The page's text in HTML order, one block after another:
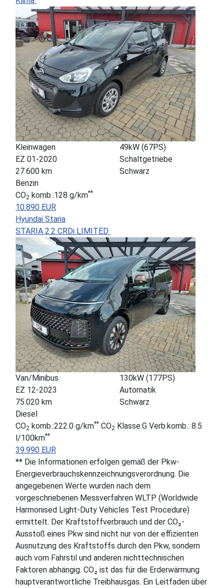
Kleinwagen
EZ 01-2020
27.600 km
Benzin
49kW (67PS)
Schaltgetriebe
Schwarz
CO2 komb.:128 g/km**
10.890 EUR
Hyundai Staria
STARIA 2.2 CRDi LIMITED
Van/Minibus
EZ 12-2023
75.020 km
Diesel
130kW (177PS)
Automatik
Schwarz
CO2 komb.:222.0 g/km** CO2 Klasse:G Verb.komb.: 8.5
l/100km**
39.990 EUR
** Die Informationen erfolgen gemäß der Pkw-
Energieverbrauchskennzeichnungsverordnung. Die
angegebenen Werte wurden nach dem
vorgeschriebenen Messverfahren WLTP (Worldwide
Harmonised Light-Duty Vehicles Test Procedure)
ermittelt. Der Kraftstoffverbrauch und der CO₂-
Ausstoß eines Pkw sind nicht nur von der effizienten
Ausnutzung des Kraftstoffs durch den Pkw, sondern
auch vom Fahrstil und anderen nichttechnischen
Faktoren abhängig. CO₂ ist das für die Erderwärmung
hauptverantwortliche Treibhausgas. Ein Leitfaden über